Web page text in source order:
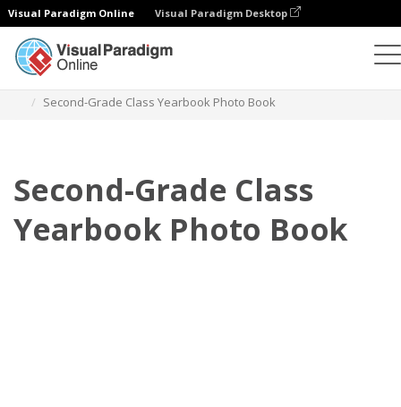
Visual Paradigm Online Visual Paradigm Desktop
Second-Grade Class Yearbook Photo Book
Second-Grade Class
Yearbook Photo Book